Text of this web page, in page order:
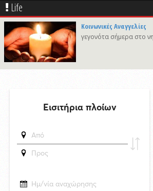
δημοσιεύθηκε 2 ώρες πριν
Το Μικροβιολογικό ιατρείο του Αντωνίου
κλειστό από την Δευτέρα 10/8 έως και την
δημοσιεύθηκε 23 ώρες πριν
Η εορτή της Μεταμορφώσεως του Σωτήρος
υποστεί φθορές στο λιμάνι του Τούρλου
δημοσιεύθηκε 18 ώρες πριν
Life
Κοινωνικές Αναγγελίες
γεγονότα σήμερα στο